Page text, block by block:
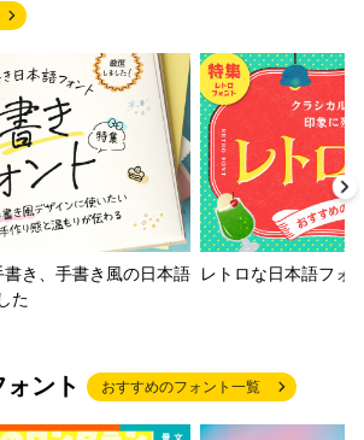
き、手書き風の日本語
た
レトロな日本語フォ
ント おすすめのフォント一覧